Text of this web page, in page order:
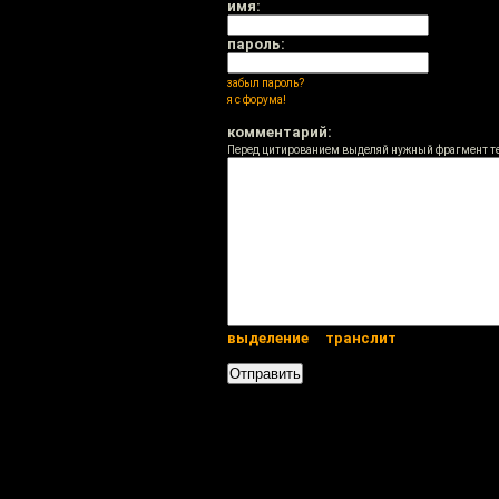
имя:
пароль:
забыл пароль?
я с форума!
комментарий:
Перед цитированием выделяй нужный фрагмент
выделение транслит